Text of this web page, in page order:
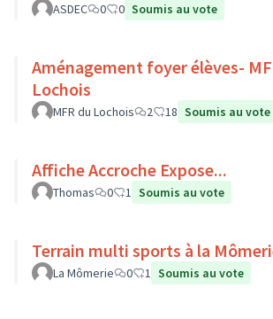
ASDEC 0 0 Soumis au vote
Aménagement foyer élèves-
Lochois
MFR du Lochois 2 18 Soumis au vote
Affiche Accroche Expose...
Thomas 0 1 Soumis au vote
Terrain multi sports à la
La Mômerie 0 1 Soumis au vote